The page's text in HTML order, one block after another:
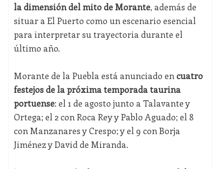
la dimensión del mito de Morante, además de
situar a El Puerto como un escenario esencial
para interpretar su trayectoria durante el
último año.
Morante de la Puebla está anunciado en cuatro
festejos de la próxima temporada taurina
portuense: el 1 de agosto junto a Talavante y
Ortega; el 2 con Roca Rey y Pablo Aguado; el 8
con Manzanares y Crespo; y el 9 con Borja
Jiménez y David de Miranda.